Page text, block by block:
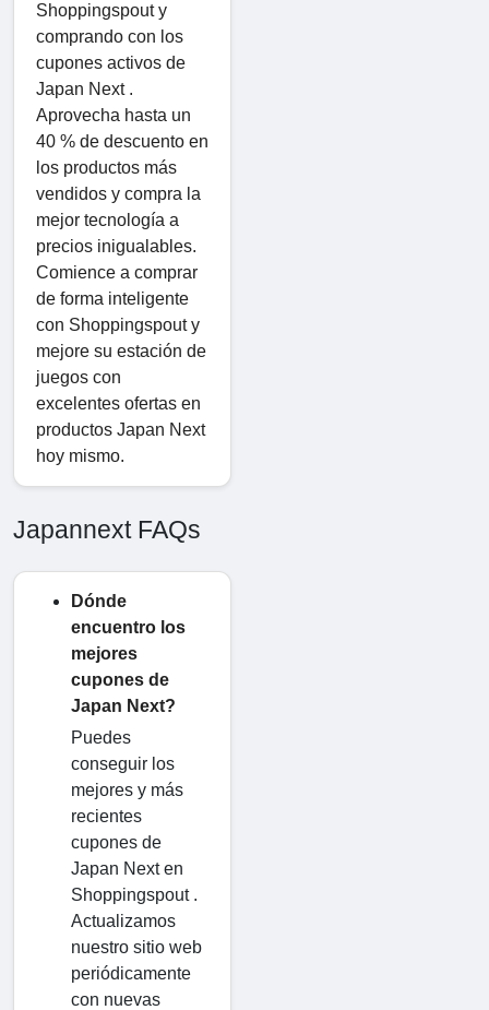
Shoppingspout y
comprando con los
cupones activos de
Japan Next .
Aprovecha hasta un
40 % de descuento en
los productos más
vendidos y compra la
mejor tecnología a
precios inigualables.
Comience a comprar
de forma inteligente
con Shoppingspout y
mejore su estación de
juegos con
excelentes ofertas en
productos Japan Next
hoy mismo.
Japannext FAQs
Dónde
encuentro los
mejores
cupones de
Japan Next?
Puedes
conseguir los
mejores y más
recientes
cupones de
Japan Next en
Shoppingspout .
Actualizamos
nuestro sitio web
periódicamente
con nuevas